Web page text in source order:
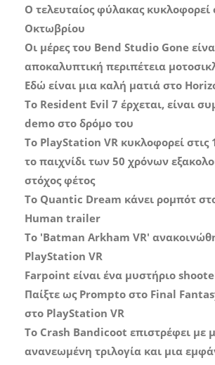
Ο τελευταίος φύλακας κυκλοφορεί
Οκτωβρίου
Οι μέρες του Bend Studio Gone
αποκαλυπτική περιπέτεια
Εδώ είναι μια καλή ματιά στο
Το Resident Evil 7 έρχεται, είναι
demo στο δρόμο του
Το PlayStation VR κυκλοφορεί
το παιχνίδι των 50 χρόνων
στόχος φέτος
Το Quantic Dream κάνει ρομπότ
Human trailer
Το 'Batman Arkham VR'
PlayStation VR
Farpoint είναι ένα μυστήριο
Παίξτε ως Prompto στο Final
στο PlayStation VR
Το Crash Bandicoot επιστρέφει με
ανανεωμένη τριλογία και μια